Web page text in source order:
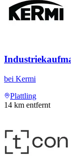
bei Kermi
Plattling
14 km entfernt